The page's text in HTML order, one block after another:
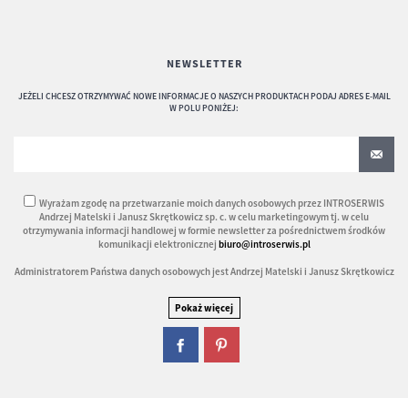
NEWSLETTER
JEŻELI CHCESZ OTRZYMYWAĆ NOWE INFORMACJE O NASZYCH PRODUKTACH PODAJ ADRES E-MAIL
W POLU PONIŻEJ:
Wyrażam zgodę na przetwarzanie moich danych osobowych przez INTROSERWIS
Andrzej Matelski i Janusz Skrętkowicz sp. c. w celu marketingowym tj. w celu
otrzymywania informacji handlowej w formie newsletter za pośrednictwem środków
komunikacji elektronicznej biuro@introserwis.pl
Administratorem Państwa danych osobowych jest Andrzej Matelski i Janusz Skrętkowicz